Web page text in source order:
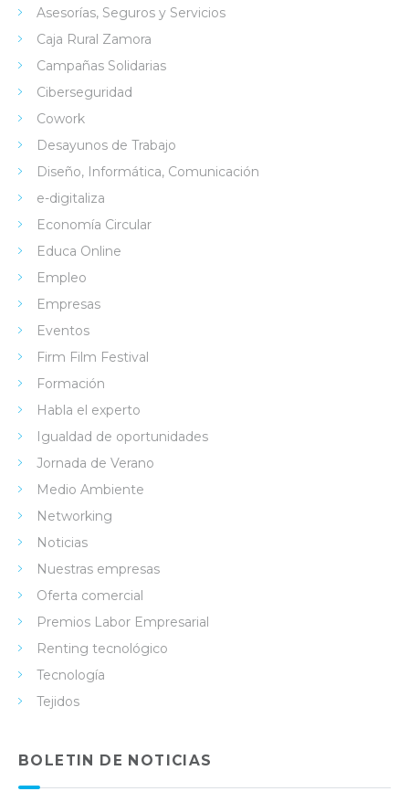
Asesorías, Seguros y Servicios
Caja Rural Zamora
Campañas Solidarias
Ciberseguridad
Cowork
Desayunos de Trabajo
Diseño, Informática, Comunicación
e-digitaliza
Economía Circular
Educa Online
Empleo
Empresas
Eventos
Firm Film Festival
Formación
Habla el experto
Igualdad de oportunidades
Jornada de Verano
Medio Ambiente
Networking
Noticias
Nuestras empresas
Oferta comercial
Premios Labor Empresarial
Renting tecnológico
Tecnología
Tejidos
BOLETIN DE NOTICIAS